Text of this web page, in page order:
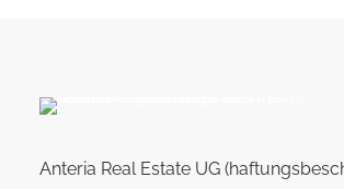
Anteria Real Estate UG